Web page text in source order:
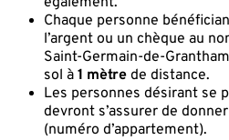
Chaque personne
l’argent ou un chèque au
Saint-Germain-de-
sol à 1 mètre de distance.
Les personnes désirant se
devront s’assurer de
(numéro d’appartement).